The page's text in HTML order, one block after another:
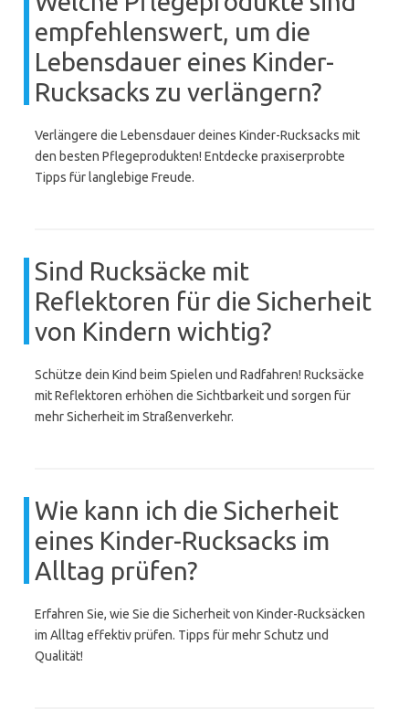
empfehlenswert, um die
Lebensdauer eines Kinder-
Rucksacks zu verlängern?
Verlängere die Lebensdauer deines Kinder-Rucksacks mit
den besten Pflegeprodukten! Entdecke praxiserprobte
Tipps für langlebige Freude.
Sind Rucksäcke mit
Reflektoren für die Sicherheit
von Kindern wichtig?
Schütze dein Kind beim Spielen und Radfahren! Rucksäcke
mit Reflektoren erhöhen die Sichtbarkeit und sorgen für
mehr Sicherheit im Straßenverkehr.
Wie kann ich die Sicherheit
eines Kinder-Rucksacks im
Alltag prüfen?
Erfahren Sie, wie Sie die Sicherheit von Kinder-Rucksäcken
im Alltag effektiv prüfen. Tipps für mehr Schutz und
Qualität!